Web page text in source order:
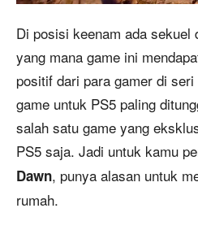
Di posisi keenam ada sekuel
yang mana game ini
positif dari para gamer di
game untuk PS5 paling
salah satu game yang
PS5 saja. Jadi untuk kamu
Dawn, punya alasan untuk
rumah.